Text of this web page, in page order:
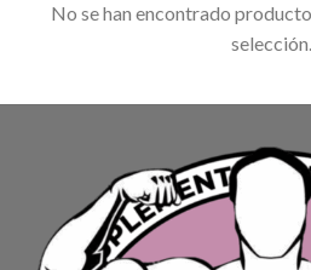
No se han encontrado
selección.